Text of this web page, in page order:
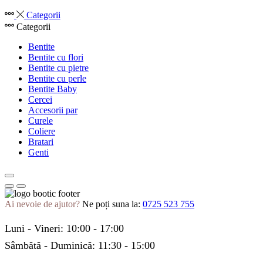
Categorii
Categorii
Bentite
Bentite cu flori
Bentite cu pietre
Bentite cu perle
Bentite Baby
Cercei
Accesorii par
Curele
Coliere
Bratari
Genti
Ai nevoie de ajutor? Ne poți suna la: 0725 523 755
Luni - Vineri: 10:00 - 17:00
Sâmbătă - Duminică: 11:30 - 15:00